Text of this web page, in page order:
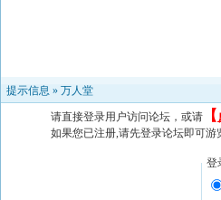
提示信息 » 万人堂
请直接登录用户访问论坛，或请 【
如果您已注册,请先登录论坛即可游
登